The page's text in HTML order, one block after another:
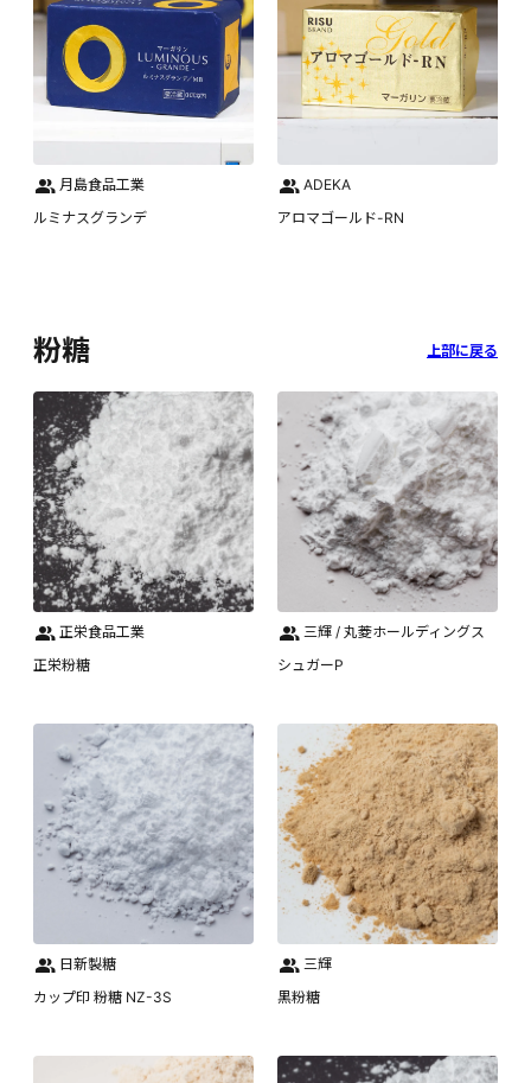
月島食品工業
ルミナスグランデ
ADEKA
アロマゴールド-RN
粉糖 上部に戻る
正栄食品工業
正栄粉糖
三輝 / 丸菱ホールディングス
シュガーP
日新製糖
カップ印 粉糖 NZ-3S
三輝
黒粉糖